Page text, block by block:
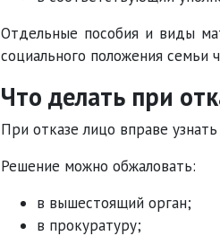
Отдельные пособия и виды
социального положения
Что делать при
При отказе лицо вправе
Решение можно обжаловать:
в вышестоящий орган;
в прокуратуру;